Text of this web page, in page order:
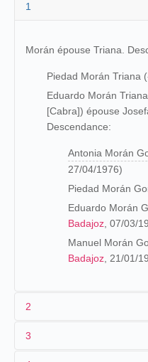
1
Morán épouse Triana.
Piedad Morán Triana
Eduardo Morán
[Cabra]) épouse
Descendance:
Antonia Morán
27/04/1976)
Piedad Morán
Eduardo Morán
Badajoz , 07/03/
Manuel Morán
Badajoz , 21/01/
2
3